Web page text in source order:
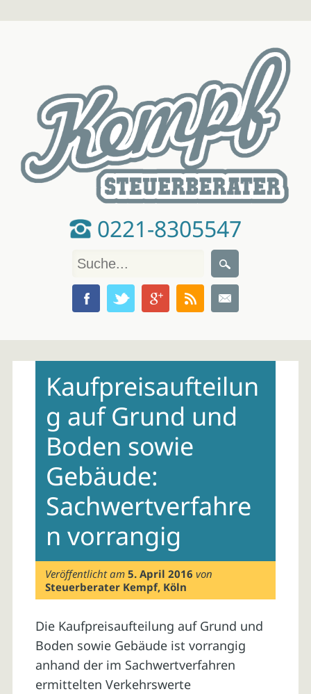
0221-8305547
contentKaufpreisaufteilun
g auf Grund und
Boden sowie
Gebäude:
Sachwertverfahre
n vorrangig
Veröffentlicht am5. April 2016 von
Steuerberater Kempf, Köln
Die Kaufpreisaufteilung auf Grund und
Boden sowie Gebäude ist vorrangig
anhand der im Sachwertverfahren
ermittelten Verkehrswerte